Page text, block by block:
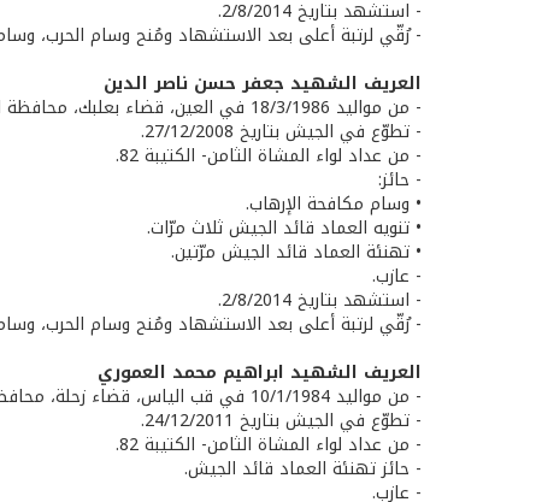
- استشهد بتاريخ 2/8/2014.
- رُقّي لرتبة أعلى بعد الاستشهاد ومُنح وسام الحرب، وسام
العريف الشهيد جعفر حسن ناصر الدين
- من مواليد 18/3/1986 في العين، قضاء بعلبك، محافظة البقاع.
- تطوّع في الجيش بتاريخ 27/12/2008.
- من عداد لواء المشاة الثامن- الكتيبة 82.
- حائز:
• وسام مكافحة الإرهاب.
• تنويه العماد قائد الجيش ثلاث مرّات.
• تهنئة العماد قائد الجيش مرّتين.
- عازب.
- استشهد بتاريخ 2/8/2014.
- رُقّي لرتبة أعلى بعد الاستشهاد ومُنح وسام الحرب، وسام
العريف الشهيد ابراهيم محمد العموري
- من مواليد 10/1/1984 في قب الياس، قضاء زحلة، محافظة البقاع.
- تطوّع في الجيش بتاريخ 24/12/2011.
- من عداد لواء المشاة الثامن- الكتيبة 82.
- حائز تهنئة العماد قائد الجيش.
- عازب.